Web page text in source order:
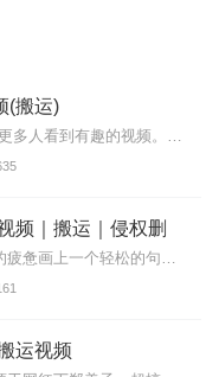
受不一样的快乐
(搬运)
搬运的nor叔的视频，只为让更多人看到有趣的视频。此专辑分为模组版(nor叔的模组生存)、特别版(一些建筑与技巧，无红石)、红石版(一些有关红石的教程)，nor...
频｜搬运｜侵权删
搬运的，希望可以给你每天的疲惫画上一个轻松的句号！如果侵权会删掉
运视频